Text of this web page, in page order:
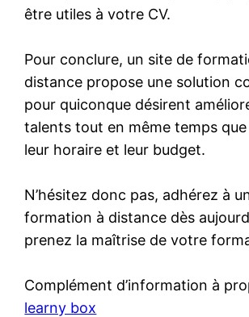
être utiles à votre CV.
Pour conclure, un site de
distance propose une solution
pour quiconque désirent
talents tout en même temps
leur horaire et leur budget.
N’hésitez donc pas, adhérez à
formation à distance dès
prenez la maîtrise de votre
Complément d’information à
learny box